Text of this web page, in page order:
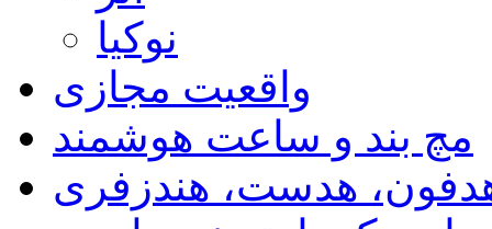
نوکیا
واقعیت مجازی
مچ بند و ساعت هوشمند
هدست، هندزفری